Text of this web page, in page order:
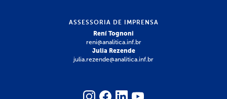
ASSESSORIA DE IMPRENSA
Rení Tognoni
reni@analitica.inf.br
Julia Rezende
julia.rezende@analitica.inf.br